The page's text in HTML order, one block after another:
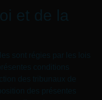
et de la
sont régies par les lois
conditions
des tribunaux de
des présentes